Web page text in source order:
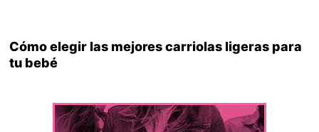
Cómo elegir las mejores carriolas ligeras para
tu bebé